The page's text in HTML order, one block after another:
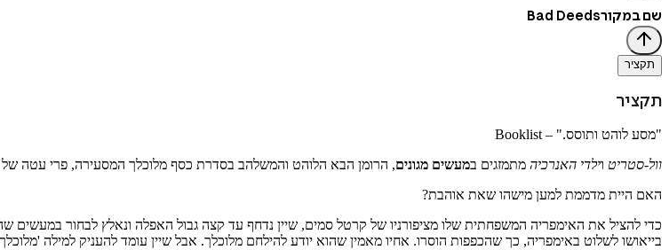
שם במקורBad Deeds
תקציר
תקציר
"מסע לוהט ותוסס." – Booklist
וול-סטריט וילדי האנרכיה מתמזגים במעשים מגונים, הרומן הבא הלוהט והמשלהב בסדרת כסף מלוכלך המסעירה, פרי עטה של
האם היית מדממת למען מישהו שאת אוהבת?
כדי להציל את האימפריה המשפחתית שלו מציפורניו של קרטל סמים, שיין נדחף עד קצה גבול האפלה ונאלץ לבחור
בייאושו לשלוט באימפריה, כך שהכפפות הוסרו. אחיו מאמין שהוא יודע להילחם מלוכלך. אבל שיין עומד להעניק למילה